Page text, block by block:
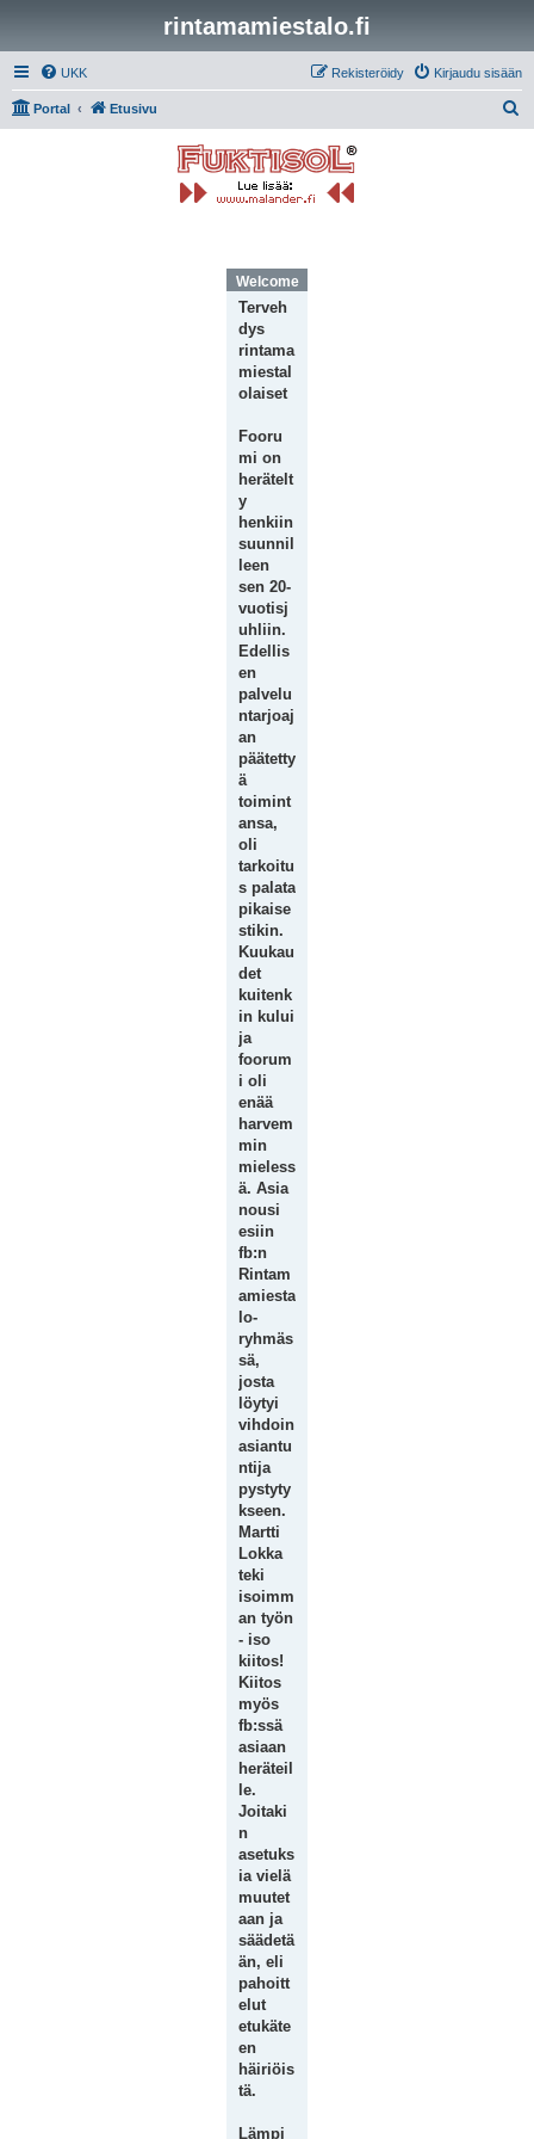
rintamamiestalo.fi
UKK Kirjaudu sisään
Rekisteröidy
Portal Etusivu
Welcome Message
Terveh
dys
rintama
miestal
olaiset
Fooru
mi on
herätelt
y
henkiin
suunnil
leen
sen 20-
vuotisj
uhliin.
Edellis
en
palvelu
ntarjoaj
an
päätetty
ä
toimint
ansa,
oli
tarkoitu
s palata
pikaise
stikin.
Kuukau
det
kuitenk
in kului
ja
foorum
i oli
enää
harvem
min
mieless
ä. Asia
nousi
esiin
fb:n
Rintam
amiesta
lo-
ryhmäs
sä,
josta
löytyi
vihdoin
asiantu
ntija
pystyty
kseen.
Martti
Lokka
teki
isoimm
an työn
- iso
kiitos!
Kiitos
myös
fb:ssä
asiaan
heräteil
le.
Joitaki
n
asetuks
ia vielä
muutet
aan ja
säädetä
än, eli
pahoitt
elut
etukäte
en
häiriöis
tä.
Lämpi